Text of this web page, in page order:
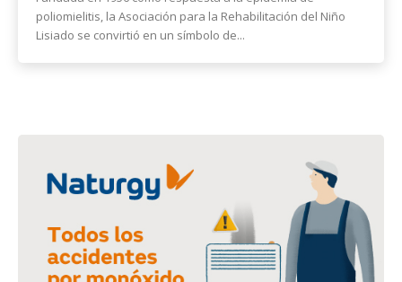
poliomielitis, la Asociación para la Rehabilitación del Niño
Lisiado se convirtió en un símbolo de...